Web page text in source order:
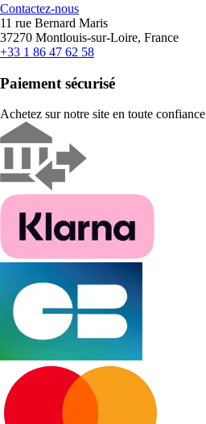
Contactez-nous
11 rue Bernard Maris
37270 Montlouis-sur-Loire, France
+33 1 86 47 62 58
Paiement sécurisé
Achetez sur notre site en toute confiance